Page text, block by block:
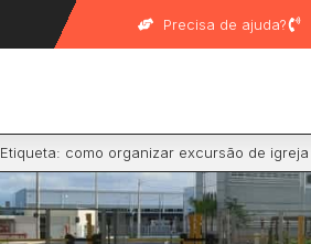
Precisa de ajuda?
Etiqueta: como organizar excursão de igreja